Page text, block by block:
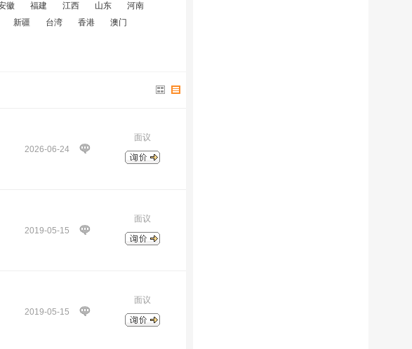
徽 福建 江西 山东
河南
新疆 台湾 香港 澳门
2026-06-24
面议
2019-05-15
面议
2019-05-15
面议